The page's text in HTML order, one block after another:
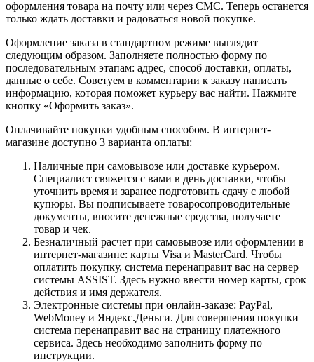
оформления товара на почту или через СМС. Теперь останется
только ждать доставки и радоваться новой покупке.
Оформление заказа в стандартном режиме выглядит
следующим образом. Заполняете полностью форму по
последовательным этапам: адрес, способ доставки, оплаты,
данные о себе. Советуем в комментарии к заказу написать
информацию, которая поможет курьеру вас найти. Нажмите
кнопку «Оформить заказ».
Оплачивайте покупки удобным способом. В интернет-
магазине доступно 3 варианта оплаты:
Наличные при самовывозе или доставке курьером.
Специалист свяжется с вами в день доставки, чтобы
уточнить время и заранее подготовить сдачу с любой
купюры. Вы подписываете товаросопроводительные
документы, вносите денежные средства, получаете
товар и чек.
Безналичный расчет при самовывозе или оформлении в
интернет-магазине: карты Visa и MasterCard. Чтобы
оплатить покупку, система перенаправит вас на сервер
системы ASSIST. Здесь нужно ввести номер карты, срок
действия и имя держателя.
Электронные системы при онлайн-заказе: PayPal,
WebMoney и Яндекс.Деньги. Для совершения покупки
система перенаправит вас на страницу платежного
сервиса. Здесь необходимо заполнить форму по
инструкции.